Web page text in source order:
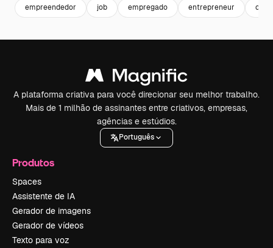
empreendedor job empregado entrepreneur
A plataforma criativa para você direcionar seu melhor trabalho.
Mais de 1 milhão de assinantes entre criativos, empresas,
agências e estúdios.
Português
Produtos
Spaces
Assistente de IA
Gerador de imagens
Gerador de vídeos
Texto para voz